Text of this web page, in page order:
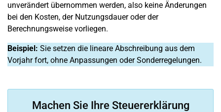
unverändert übernommen werden, also keine Änderungen
bei den Kosten, der Nutzungsdauer oder der
Berechnungsweise vorliegen.
Beispiel: Sie setzen die lineare Abschreibung aus dem
Vorjahr fort, ohne Anpassungen oder Sonderregelungen.
Machen Sie Ihre Steuererklärung